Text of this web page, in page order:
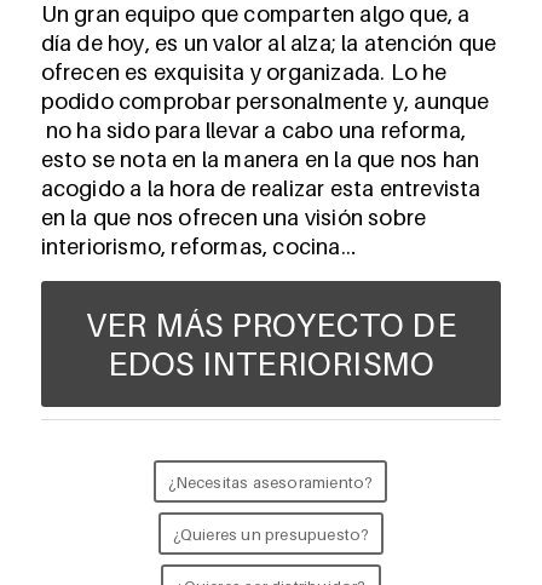
Un gran equipo que comparten algo que, a
día de hoy, es un valor al alza; la atención que
ofrecen es exquisita y organizada. Lo he
podido comprobar personalmente y, aunque
no ha sido para llevar a cabo una reforma,
esto se nota en la manera en la que nos han
acogido a la hora de realizar esta entrevista
en la que nos ofrecen una visión sobre
interiorismo, reformas, cocina…
VER MÁS PROYECTO DE
EDOS INTERIORISMO
¿Necesitas asesoramiento?
¿Quieres un presupuesto?